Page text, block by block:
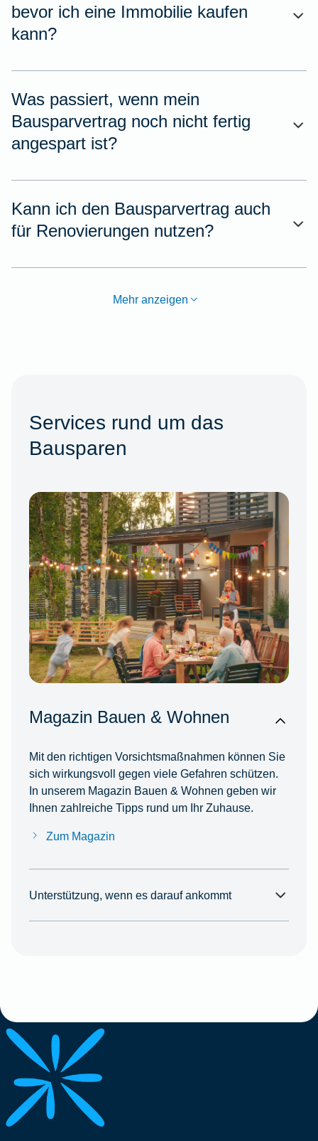
bevor ich eine Immobilie kaufen
kann?
Was passiert, wenn mein
Bausparvertrag noch nicht fertig
angespart ist?
Kann ich den Bausparvertrag auch
für Renovierungen nutzen?
Mehr anzeigen
Services rund um das
Bausparen
Magazin Bauen & Wohnen
Mit den richtigen Vorsichtsmaßnahmen können Sie
sich wirkungsvoll gegen viele Gefahren schützen.
In unserem Magazin Bauen & Wohnen geben wir
Ihnen zahlreiche Tipps rund um Ihr Zuhause.
Zum Magazin
Unterstützung, wenn es darauf ankommt